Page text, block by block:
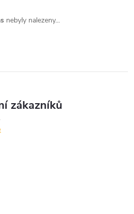
nebyly nalezeny...
zákazníků